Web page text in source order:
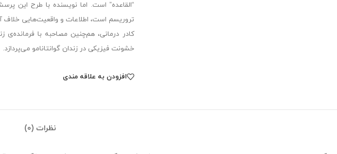
“القاعده” است. اما نویسنده با طرح این
تروریسم است، اطلاعات و واقعیت‌هایی خلاف
کادر درمانی، هم‌چنین مصاحبه با فرمانده‌ی
خشونت فیزیکی در زندان گوانتانامو می‌پردازد.
افزودن به علاقه مندی
نظرات (0)